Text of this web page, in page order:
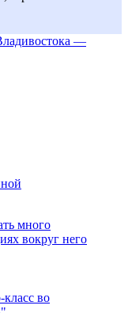
много
вокруг него